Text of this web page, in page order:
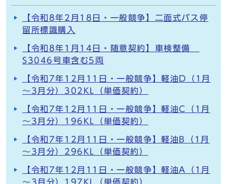
【令和8年2月18日・一般競争】二面式バス停
留所標識購入
【令和8年1月14日・随意契約】車検整備
S3046号車含む5両
【令和7年12月11日・一般競争】軽油D（1月
～3月分）302KL（単価契約）
【令和7年12月11日・一般競争】軽油C（1月
～3月分）196KL（単価契約）
【令和7年12月11日・一般競争】軽油B（1月
～3月分）296KL（単価契約）
【令和7年12月11日・一般競争】軽油A（1月
～3月分）197KL（単価契約）